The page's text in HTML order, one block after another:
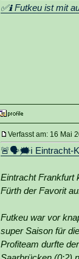
✅ℹ️ Futkeu ist mit
Verfasst am: 16 Mai
🚨🗣🗯️ℹ️ Eintracht-
Eintracht Frankfurt
Fürth der Favorit
Futkeu war vor
super Saison für
Profiteam durfte